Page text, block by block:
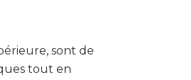
sont de
tout en